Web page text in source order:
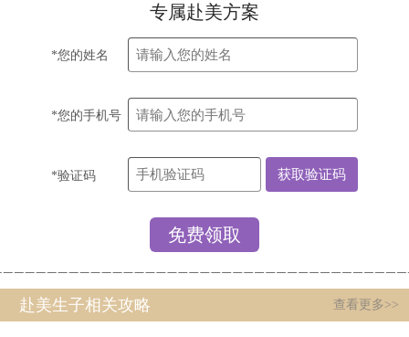
专属赴美方案
*您的姓名
*您的手机号
*验证码
赴美生子相关攻略 查看更多>>